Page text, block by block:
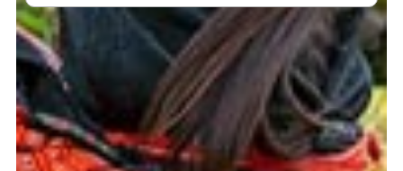
Trang chủ
Tin tức – Sự kiện
Chính sách
Văn hoá – Đời sống